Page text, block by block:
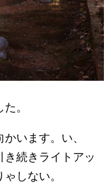
。
います。い、
き続きライトアッ
しない。